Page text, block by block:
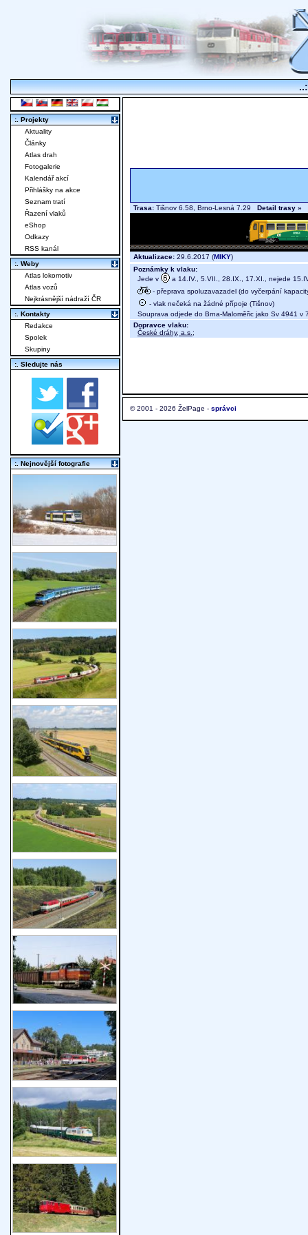
Trasa: Tišnov 6.58, Brno-Lesná 7.29 Detail trasy »
Aktualizace: 29.6.2017 (MIKY)
Poznámky k vlaku:
Jede v
a 14.IV., 5.VII., 28.IX., 17.XI., nejede
- přeprava spoluzavazadel (do vyčerpání
- vlak nečeká na žádné přípoje (Tišnov)
Souprava odjede do Brna-Maloměřic jako Sv 4941 v
Dopravce vlaku:
České dráhy, a.s. ;
© 2001 - 2026 ŽelPage - správci
:. Projekty
Aktuality
Články
Atlas drah
Fotogalerie
Kalendář akcí
Přihlášky na akce
Seznam tratí
Řazení vlaků
eShop
Odkazy
RSS kanál
:. Weby
Atlas lokomotiv
Atlas vozů
Nejkrásnější nádraží ČR
:. Kontakty
Redakce
Spolek
Skupiny
:. Sledujte nás
:. Nejnovější fotografie